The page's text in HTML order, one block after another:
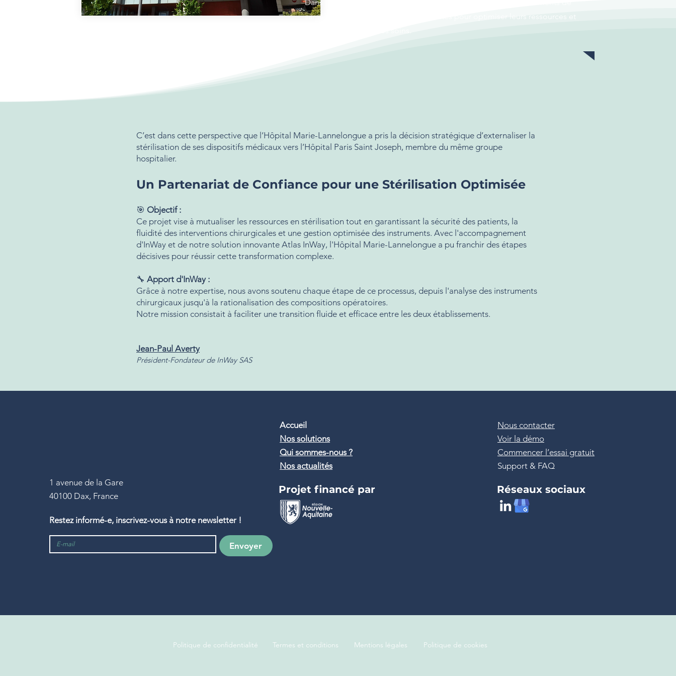
Dans un contexte hospitalier en constante mutation, les établissements de
santé cherchent des solutions innovantes pour optimiser leurs ressources et
C’est dans cette perspective que l’Hôpital Marie-Lannelongue a pris la décision stratégique d’externaliser la
stérilisation de ses dispositifs médicaux vers l’Hôpital Paris Saint Joseph, membre du même groupe
hospitalier.
Un Partenariat de Confiance pour une Stérilisation Optimisée
🎯 Objectif :
Ce projet vise à mutualiser les ressources en stérilisation tout en garantissant la sécurité des patients, la
fluidité des interventions chirurgicales et une gestion optimisée des instruments. Avec l'accompagnement
d'InWay et de notre solution innovante Atlas InWay, l'Hôpital Marie-Lannelongue a pu franchir des étapes
décisives pour réussir cette transformation complexe.
🔧 Apport d'InWay :
Grâce à notre expertise, nous avons soutenu chaque étape de ce processus, depuis l'analyse des instruments
chirurgicaux jusqu'à la rationalisation des compositions opératoires.
Notre mission consistait à faciliter une transition fluide et efficace entre les deux établissements.
Jean-Paul Averty
Président-Fondateur de InWay SAS
1 avenue de la Gare
40100 Dax, France
Restez informé-e, inscrivez-vous à notre newsletter !
Envoyer
Accueil
Nos solutions
Qui sommes-nous ?
Nos actualités
Projet financé par
Nous contacter
Voir la démo
Commencer l’essai gratuit
Support & FAQ
Réseaux sociaux
Politique de confidentialité Termes et conditions Mentions légales Politique de cookies